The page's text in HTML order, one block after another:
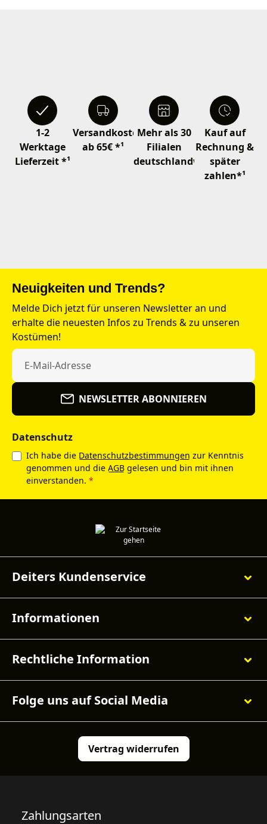
1-2
Werktage
Lieferzeit *¹
Versandkostenfrei
ab 65€ *¹
Mehr als 30
Filialen
deutschlandweit
Kauf auf
Rechnung &
später
zahlen*¹
Neuigkeiten und Trends?
Melde Dich jetzt für unseren Newsletter an und
erhalte die neuesten Infos zu Trends & zu unseren
Kostümen!
NEWSLETTER ABONNIEREN
Datenschutz
Ich habe die Datenschutzbestimmungen zur Kenntnis
genommen und die AGB gelesen und bin mit ihnen
einverstanden. *
Deiters Kundenservice
Informationen
Rechtliche Information
Folge uns auf Social Media
Vertrag widerrufen
Zahlungsarten